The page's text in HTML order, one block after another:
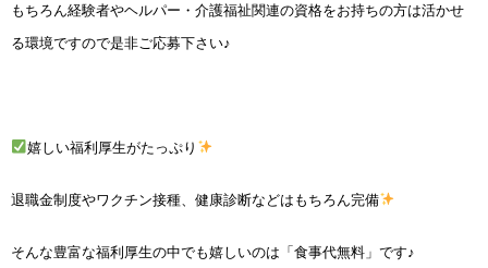
もちろん経験者やヘルパー・介護福祉関連の資格をお持ちの方は活かせ
る環境ですので是非ご応募下さい♪
嬉しい福利厚生がたっぷり
退職金制度やワクチン接種、健康診断などはもちろん完備
そんな豊富な福利厚生の中でも嬉しいのは「食事代無料」です♪